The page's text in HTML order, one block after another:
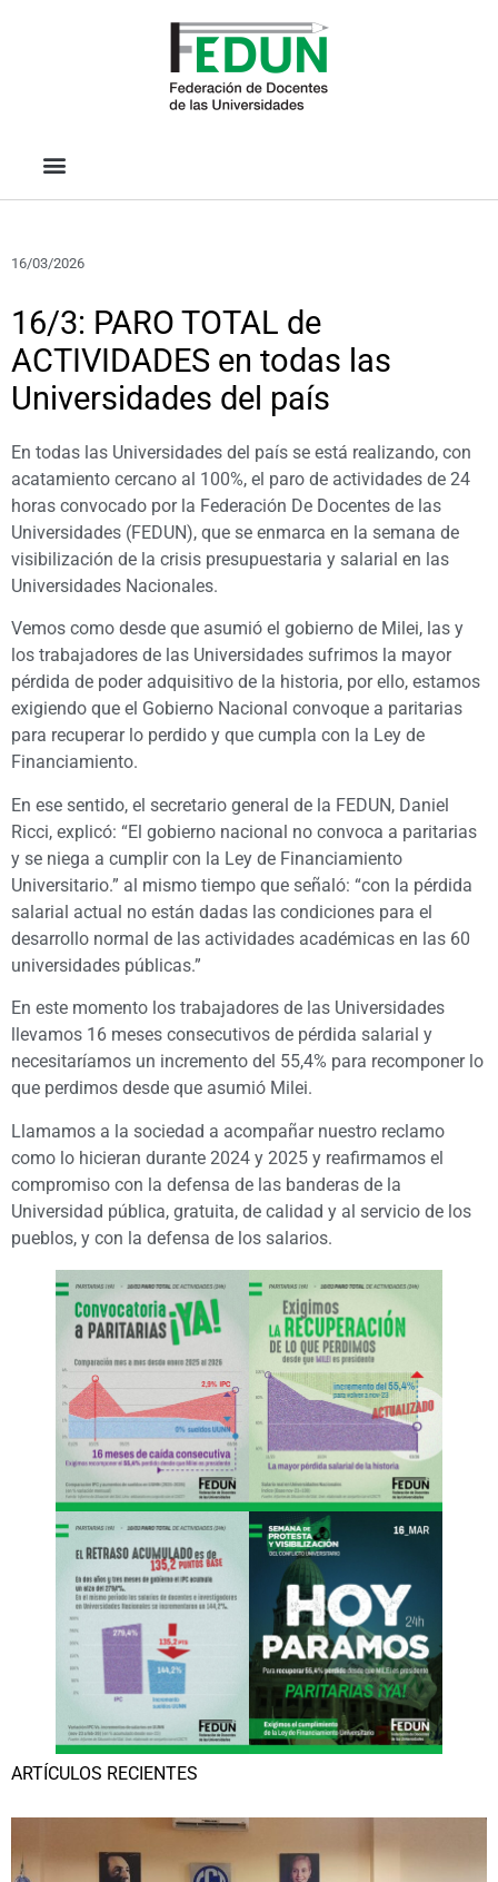
16/03/2026
16/3: PARO TOTAL de
ACTIVIDADES en todas las
Universidades del país
En todas las Universidades del país se está realizando, con
acatamiento cercano al 100%, el paro de actividades de 24
horas convocado por la Federación De Docentes de las
Universidades (FEDUN), que se enmarca en la semana de
visibilización de la crisis presupuestaria y salarial en las
Universidades Nacionales.
Vemos como desde que asumió el gobierno de Milei, las y
los trabajadores de las Universidades sufrimos la mayor
pérdida de poder adquisitivo de la historia, por ello, estamos
exigiendo que el Gobierno Nacional convoque a paritarias
para recuperar lo perdido y que cumpla con la Ley de
Financiamiento.
En ese sentido, el secretario general de la FEDUN, Daniel
Ricci, explicó: “El gobierno nacional no convoca a paritarias
y se niega a cumplir con la Ley de Financiamiento
Universitario.” al mismo tiempo que señaló: “con la pérdida
salarial actual no están dadas las condiciones para el
desarrollo normal de las actividades académicas en las 60
universidades públicas.”
En este momento los trabajadores de las Universidades
llevamos 16 meses consecutivos de pérdida salarial y
necesitaríamos un incremento del 55,4% para recomponer lo
que perdimos desde que asumió Milei.
Llamamos a la sociedad a acompañar nuestro reclamo
como lo hicieran durante 2024 y 2025 y reafirmamos el
compromiso con la defensa de las banderas de la
Universidad pública, gratuita, de calidad y al servicio de los
pueblos, y con la defensa de los salarios.
ARTÍCULOS RECIENTES